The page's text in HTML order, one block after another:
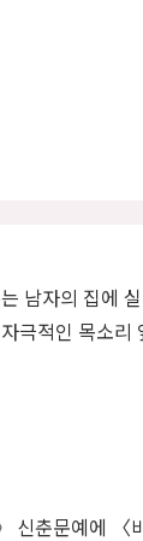
남자의 집에
극적인 목소리
춘문예에